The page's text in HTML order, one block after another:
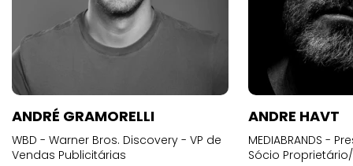
ANDRÉ GRAMORELLI
WBD - Warner Bros. Discovery - VP de
Vendas Publicitárias
ANDRE HAVT
MEDIABRANDS -
Sócio